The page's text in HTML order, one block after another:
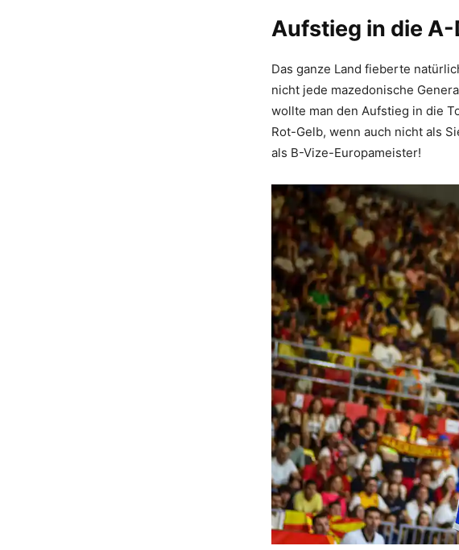
Aufstieg in die
Das ganze Land fieberte
nicht jede mazedonische
wollte man den Aufstieg in die
Rot-Gelb, wenn auch nicht als
als B-Vize-Europameister!